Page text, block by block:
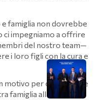
famiglia non dovrebbe
ci impegniamo a offrire
del nostro team—
i loro figli con la cura e
motivo per celebrare, e
famiglia allargata.